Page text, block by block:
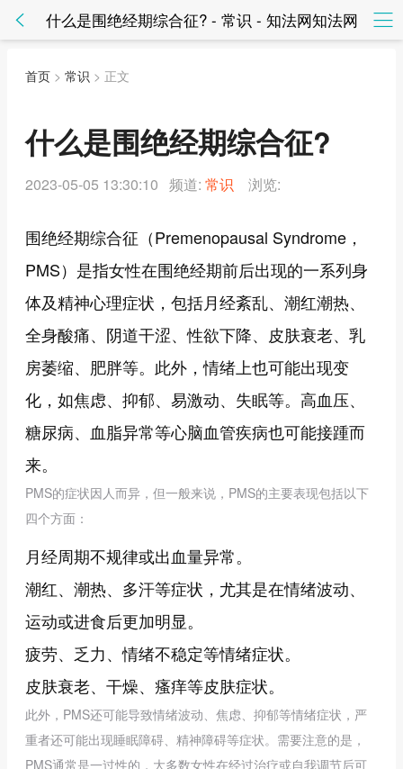
什么是围绝经期综合征? - 常识 - 知法网知法网
首页 > 常识 > 正文
什么是围绝经期综合征?
2023-05-05 13:30:10 频道: 常识 浏览:
围绝经期综合征（Premenopausal Syndrome，
PMS）是指女性在围绝经期前后出现的一系列身
体及精神心理症状，包括月经紊乱、潮红潮热、
全身酸痛、阴道干涩、性欲下降、皮肤衰老、乳
房萎缩、肥胖等。此外，情绪上也可能出现变
化，如焦虑、抑郁、易激动、失眠等。高血压、
糖尿病、血脂异常等心脑血管疾病也可能接踵而
来。
PMS的症状因人而异，但一般来说，PMS的主要表现包括以下
四个方面：
月经周期不规律或出血量异常。
潮红、潮热、多汗等症状，尤其是在情绪波动、
运动或进食后更加明显。
疲劳、乏力、情绪不稳定等情绪症状。
皮肤衰老、干燥、瘙痒等皮肤症状。
此外，PMS还可能导致情绪波动、焦虑、抑郁等情绪症状，严
重者还可能出现睡眠障碍、精神障碍等症状。需要注意的是，
PMS通常是一过性的，大多数女性在经过治疗或自我调节后可